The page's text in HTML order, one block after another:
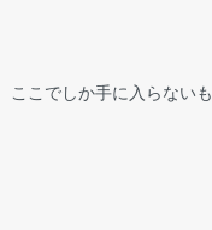
ここでしか手に入らないも